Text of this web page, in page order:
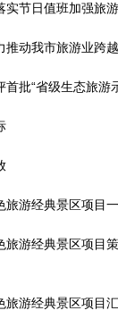
实节日值班加强旅
推动我市旅游业跨
批“省级生态旅游
旅游经典景区项目
旅游经典景区项目
旅游经典景区项目